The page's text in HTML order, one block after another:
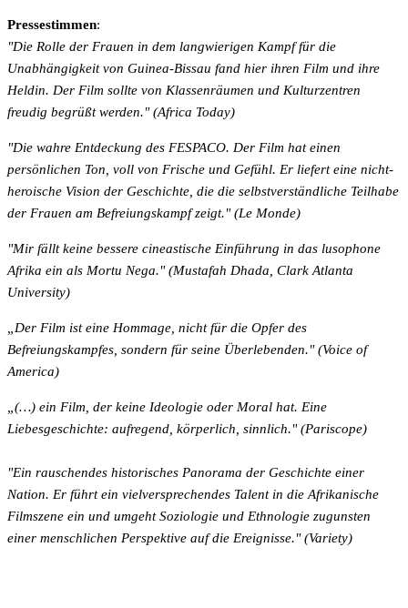
Pressestimmen:
"Die Rolle der Frauen in dem langwierigen Kampf für die
Unabhängigkeit von Guinea-Bissau fand hier ihren Film und ihre
Heldin. Der Film sollte von Klassenräumen und Kulturzentren
freudig begrüßt werden." (Africa Today)
"Die wahre Entdeckung des FESPACO. Der Film hat einen
persönlichen Ton, voll von Frische und Gefühl. Er liefert eine nicht-
heroische Vision der Geschichte, die die selbstverständliche Teilhabe
der Frauen am Befreiungskampf zeigt." (Le Monde)
"Mir fällt keine bessere cineastische Einführung in das lusophone
Afrika ein als Mortu Nega." (Mustafah Dhada, Clark Atlanta
University)
„Der Film ist eine Hommage, nicht für die Opfer des
Befreiungskampfes, sondern für seine Überlebenden." (Voice of
America)
„(…) ein Film, der keine Ideologie oder Moral hat. Eine
Liebesgeschichte: aufregend, körperlich, sinnlich." (Pariscope)
"Ein rauschendes historisches Panorama der Geschichte einer
Nation. Er führt ein vielversprechendes Talent in die Afrikanische
Filmszene ein und umgeht Soziologie und Ethnologie zugunsten
einer menschlichen Perspektive auf die Ereignisse." (Variety)